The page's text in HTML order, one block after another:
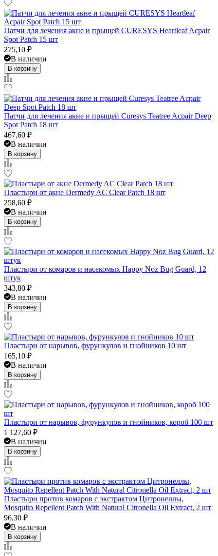
Патчи для лечения акне и прыщей CURESYS Heartleaf Acpair
Spot Patch 15 шт
275,10 ₽
В наличии
В корзину
Патчи для лечения акне и прыщей Curesys Teatree Acpair Deep
Spot Patch 18 шт
467,60 ₽
В наличии
В корзину
Пластыри от акне Dermedy AC Clear Patch 18 шт
258,60 ₽
В наличии
В корзину
Пластыри от комаров и насекомых Happy Noz Bug Guard, 12
штук
343,80 ₽
В наличии
В корзину
Пластыри от нарывов, фурункулов и гнойников 10 шт
165,10 ₽
В наличии
В корзину
Пластыри от нарывов, фурункулов и гнойников, короб 100 шт
1 127,60 ₽
В наличии
В корзину
Пластыри против комаров с экстрактом Цитронеллы,
Mosquito Repellent Patch With Natural Citronella Oil Extract, 2 шт
96,30 ₽
В наличии
В корзину